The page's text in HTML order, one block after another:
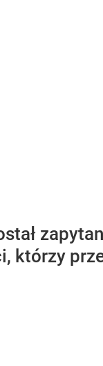
którzy